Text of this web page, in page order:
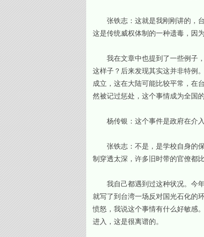
张铁志：这就是我刚刚讲的，台
这是传统威权体制的一种遗毒，因
我在文章中也提到了一些例子，
这样子？后来发现其实这并非特例
成立，这在大陆可能比较平常，在
然被记过惩处，这个事情成为全国的
杨传银：这个事件是政府在介
张铁志：不是，是学校自身的保
制穿透太深，许多旧时带的官僚都
我自己都遇到过这种状况。今年
就写了到台湾一场反对国光石化的
愤怒，我说这个事情有什么好敏感
进入，这是很离谱的。